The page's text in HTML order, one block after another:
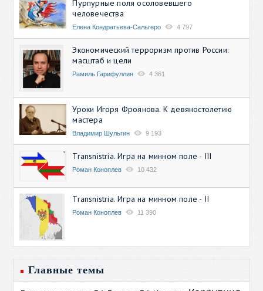
Пурпурные поля осоловевшего
человечества
Елена Кондратьева-Сальгеро 4 797
Экономический терроризм против России:
масштаб и цели
Рамиль Гарифуллин 4 361
Уроки Игоря Фроянова. К девяностолетию
мастера
Владимир Шульгин 9 193
Transnistria. Игра на минном поле - III
Роман Коноплев 10 432
Transnistria. Игра на минном поле - II
Роман Коноплев 11 390
Главные темы